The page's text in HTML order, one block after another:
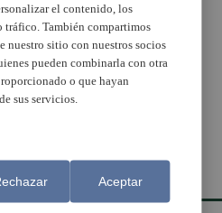
el contenido, los
tráfico. También compartimos
nuestro sitio con nuestros socios
pueden combinarla con otra
o que hayan
sus servicios.
Aceptar